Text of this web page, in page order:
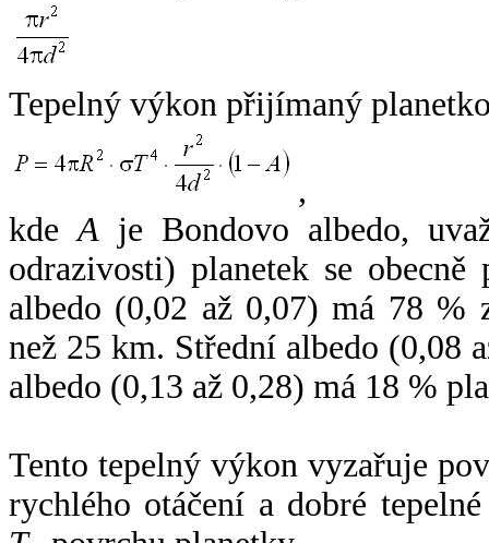
Tepelný výkon přijímaný
,
kdeA je Bondovo albedo,
odrazivosti) planetek se
albedo (0,02 až 0,07) má 78 %
než 25 km. Střední albedo (0,08
albedo (0,13 až 0,28) má 18 %
Tento tepelný výkon vyzařuje
rychlého otáčení a dobré